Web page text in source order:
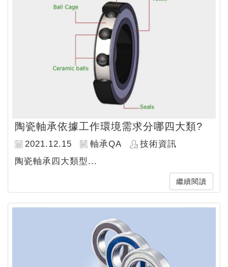
陶瓷軸承依據工作環境需求分哪四大類?
2021.12.15 軸承QA
技術資訊
陶瓷軸承四大類型...
繼續閱讀